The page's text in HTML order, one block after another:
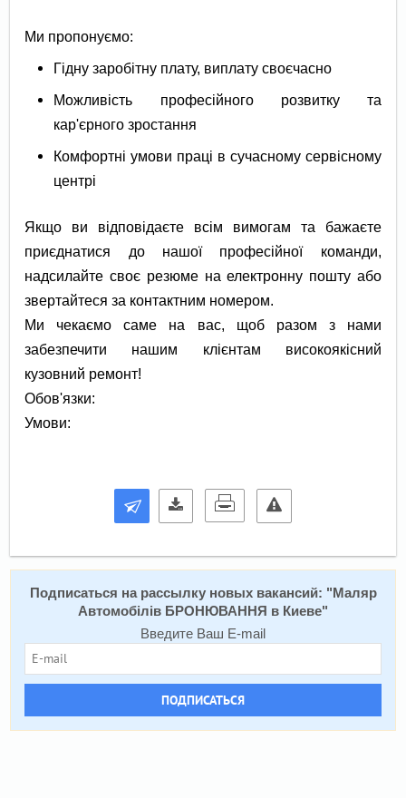
Ми пропонуємо:
Гідну заробітну плату, виплату своєчасно
Можливість професійного розвитку та
кар'єрного зростання
Комфортні умови праці в сучасному сервісному
центрі
Якщо ви відповідаєте всім вимогам та бажаєте
приєднатися до нашої професійної команди,
надсилайте своє резюме на електронну пошту або
звертайтеся за контактним номером.
Ми чекаємо саме на вас, щоб разом з нами
забезпечити нашим клієнтам високоякісний
кузовний ремонт!
Обов'язки:
Умови:
Подписаться на расcылку новых вакансий: " Маляр
Автомобілів БРОНЮВАННЯ в Киеве"
Введите Ваш E-mail
ПОДПИСАТЬСЯ